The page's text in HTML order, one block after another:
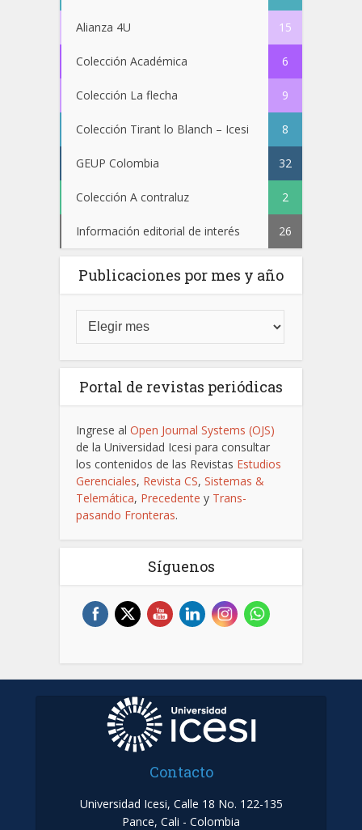
Alianza 4U 15
Colección Académica 6
Colección La flecha 9
Colección Tirant lo Blanch – Icesi 8
GEUP Colombia 32
Colección A contraluz 2
Información editorial de interés 26
Publicaciones por mes y año
Portal de revistas periódicas
Ingrese al Open Journal Systems (OJS)
de la Universidad Icesi para consultar
los contenidos de las Revistas Estudios
Gerenciales, Revista CS, Sistemas &
Telemática, Precedente y Trans-
pasando Fronteras.
Síguenos
Contacto
Universidad Icesi, Calle 18 No. 122-135
Pance, Cali - Colombia